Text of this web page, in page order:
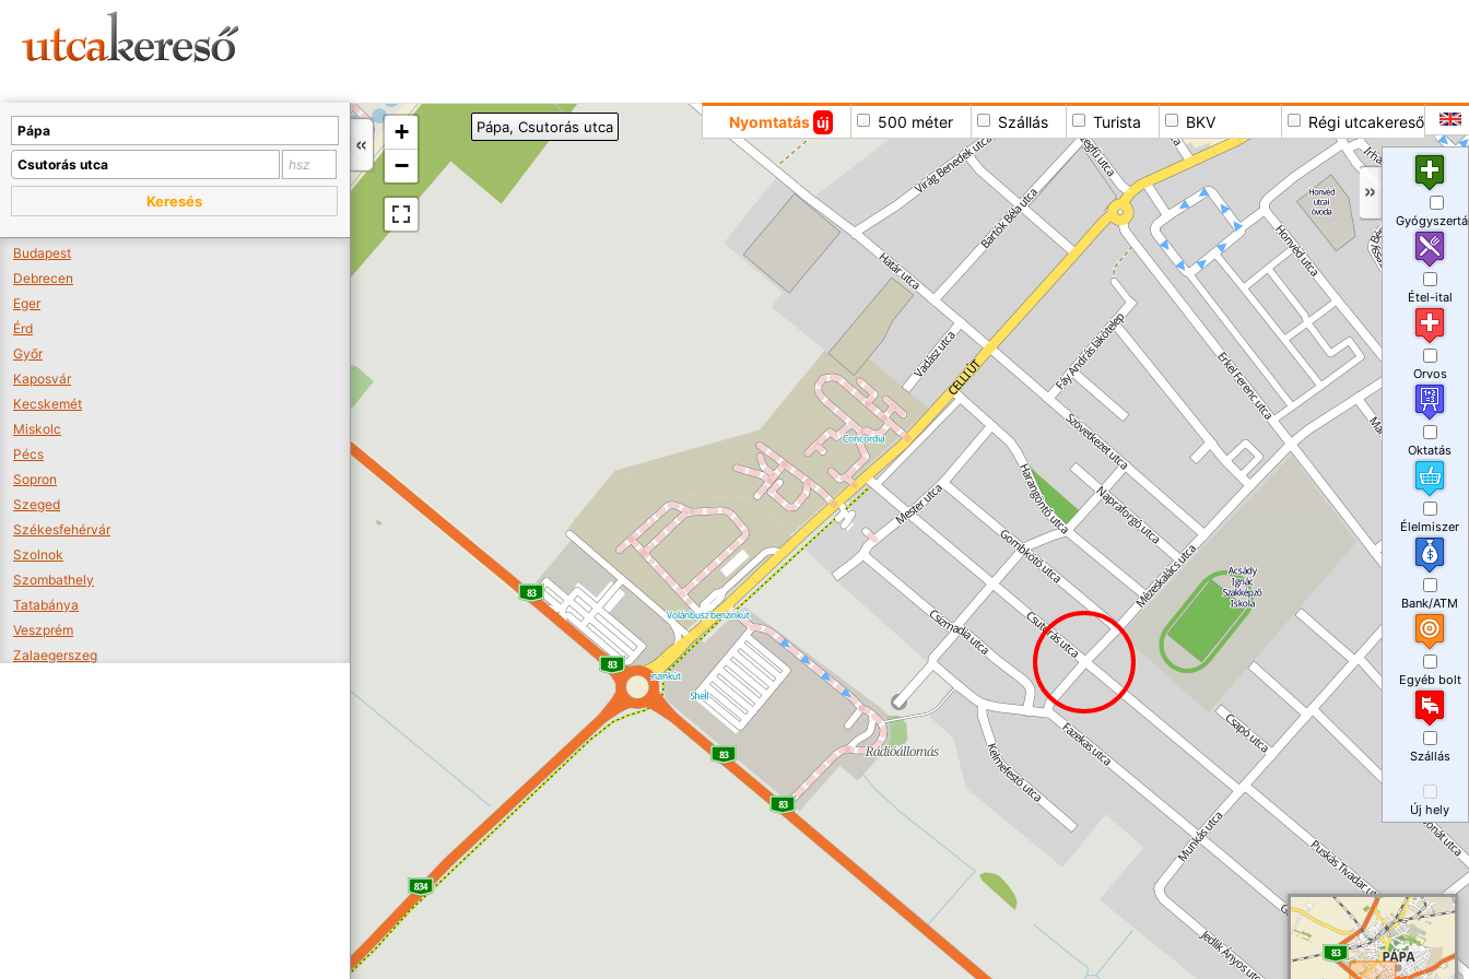
+
−
Nyomtatás új 500 méter Szállás Turista BKV Régi utcakereső
Pápa, Csutorás utca
Keresés
Budapest
Debrecen
Eger
Érd
Győr
Kaposvár
Kecskemét
Miskolc
Pécs
Sopron
Szeged
Székesfehérvár
Szolnok
Szombathely
Tatabánya
Veszprém
Zalaegerszeg
Étel-ital
Orvos
Oktatás
Élelmiszer
Bank/ATM
Egyéb bolt
Szállás
Új hely
A térképet kicsinyíteni kell, hogy látszódjanak a boltok.
Boltok látszódjanak >>